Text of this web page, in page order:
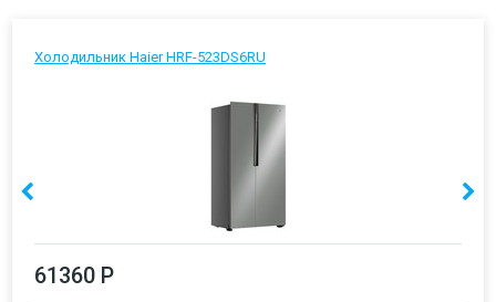
Холодильник Haier HRF-523DS6RU
61360 Р